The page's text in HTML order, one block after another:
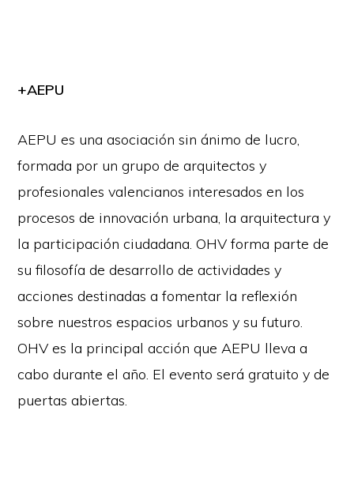
+AEPU
AEPU es una asociación sin ánimo de lucro,
formada por un grupo de arquitectos y
profesionales valencianos interesados en los
procesos de innovación urbana, la arquitectura y
la participación ciudadana. OHV forma parte de
su filosofía de desarrollo de actividades y
acciones destinadas a fomentar la reflexión
sobre nuestros espacios urbanos y su futuro.
OHV es la principal acción que AEPU lleva a
cabo durante el año. El evento será gratuito y de
puertas abiertas.